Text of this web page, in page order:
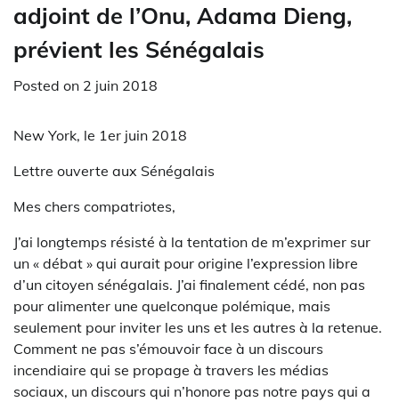
adjoint de l’Onu, Adama Dieng,
prévient les Sénégalais
Posted on 2 juin 2018
New York, le 1er juin 2018
Lettre ouverte aux Sénégalais
Mes chers compatriotes,
J’ai longtemps résisté à la tentation de m’exprimer sur
un « débat » qui aurait pour origine l’expression libre
d’un citoyen sénégalais. J’ai finalement cédé, non pas
pour alimenter une quelconque polémique, mais
seulement pour inviter les uns et les autres à la retenue.
Comment ne pas s’émouvoir face à un discours
incendiaire qui se propage à travers les médias
sociaux, un discours qui n’honore pas notre pays qui a